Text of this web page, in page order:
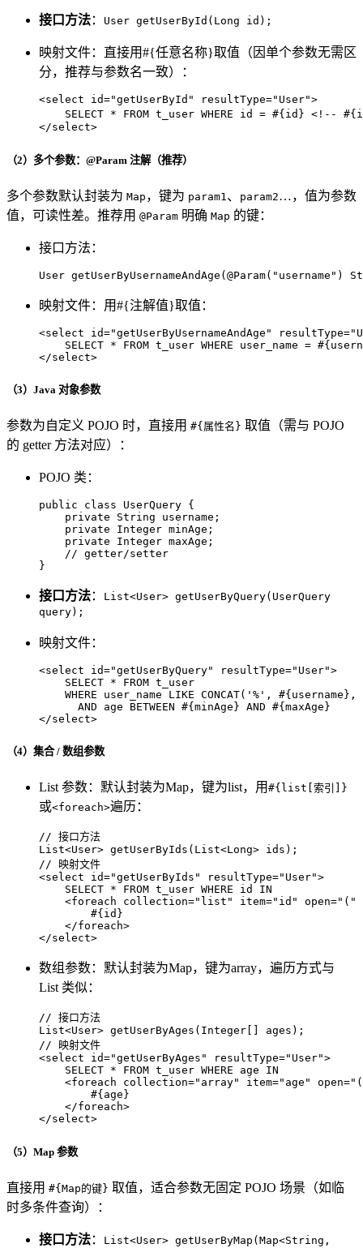
接口方法： User getUserById(Long id);
映射文件：直接用#{任意名称}取值（因单个参数无需区
分，推荐与参数名一致）：
<select id="getUserById" resultType="User">
    SELECT * FROM t_user WHERE id = #{id}
<!--
</select>
（2）多个参数：@Param 注解（推荐）
多个参数默认封装为 Map ，键为 param1 、 param2…，值为参数
值，可读性差。推荐用 @Param 明确 Map 的键：
接口方法：
User getUserByUsernameAndAge ( @Param("username")
映射文件：用#{注解值}取值：
<select id="getUserByUsernameAndAge" resultType=
</select>
（3）Java 对象参数
参数为自定义 POJO 时，直接用 #{属性名} 取值（需与 POJO
的 getter 方法对应）：
POJO 类：
public class UserQuery {
private String username;
private Integer minAge;
private Integer maxAge;
// getter/setter
}
接口方法：
List<User> getUserByQuery(UserQuery
query);
映射文件：
<select id="getUserByQuery" resultType="User">
    SELECT * FROM t_user
WHERE user_name LIKE CONCAT('%', #{username},
</select>
（4）集合 / 数组参数
List 参数：默认封装为Map，键为list，用 #{list[索引]}
或<foreach>遍历：
// 接口方法
List<User> getUserByIds (List<Long> ids)
// 映射文件
<select id="getUserByIds" resultType="User">
    SELECT * FROM t_user WHERE id IN
    <foreach collection=
"list" item="id" open="("
        #{id}
    </foreach>
</select>
数组参数：默认封装为Map，键为array，遍历方式与
List 类似：
// 接口方法
List<User> getUserByAges (Integer[] ages)
// 映射文件
<select id="getUserByAges" resultType="User">
    SELECT * FROM t_user WHERE age IN
    <foreach collection=
"array" item="age" open=
        #{age}
    </foreach>
</select>
（5）Map 参数
直接用 #{Map的键} 取值，适合参数无固定 POJO 场景（如临
时多条件查询）：
接口方法：
List<User> getUserByMap(Map<String,